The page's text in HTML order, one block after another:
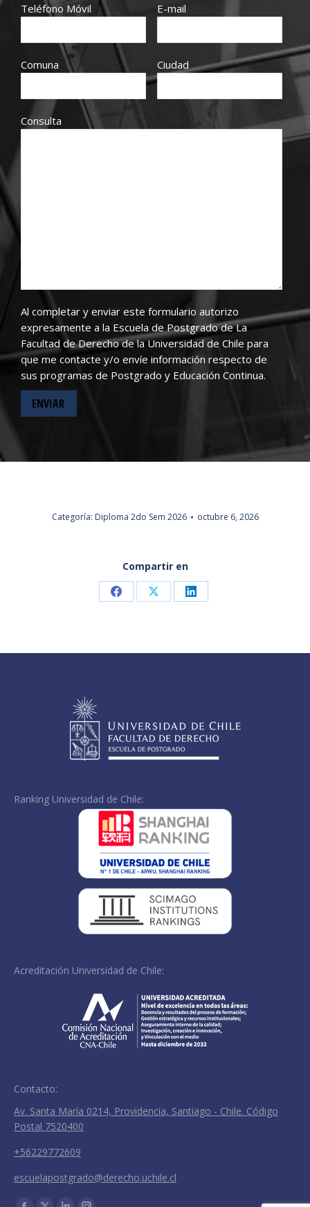
Teléfono Móvil E-mail
Comuna Ciudad
Consulta
Al completar y enviar este formulario autorizo
expresamente a la Escuela de Postgrado de La
Facultad de Derecho de la Universidad de Chile para
que me contacte y/o envíe información respecto de
sus programas de Postgrado y Educación Continua.
Categoría: Diploma 2do Sem 2026 octubre 6, 2026
Compartir en
Share Share Share
Ranking Universidad de Chile:
Acreditación Universidad de Chile:
Contacto:
Av. Santa María 0214, Providencia, Santiago - Chile. Código
Postal 7520400
+56229772609
escuelapostgrado@derecho.uchile.cl
Encuéntranos en: